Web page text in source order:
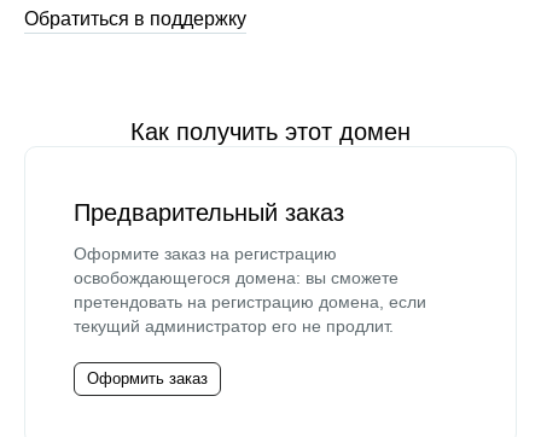
Обратиться в поддержку
Как получить этот домен
Предварительный заказ
Оформите заказ на регистрацию
освобождающегося домена: вы сможете
претендовать на регистрацию домена, если
текущий администратор его не продлит.
Оформить заказ